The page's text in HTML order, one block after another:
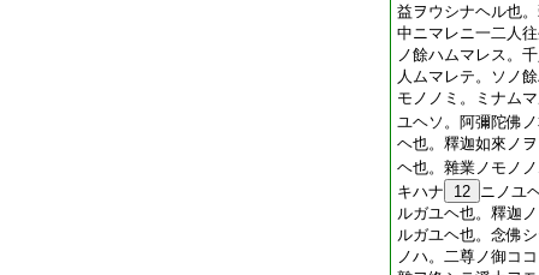
益ヲウシナヘル也
中ニマレニ一二人
ノ餘ハムマレス。
人ムマレテ。ソノ
モノノミ。ミナム
ユヘソ。阿彌陀佛
ヘ也。釋迦如來ノ
ヘ也。雜業ノモノ
キハナ
12 ニノユ
ルガユヘ也。釋迦
ルガユヘ也。念佛
ノハ。二尊ノ御コ